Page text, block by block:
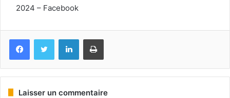
2024 – Facebook
FacebookTwitter LinkedinImprimer
Laisser un commentaire